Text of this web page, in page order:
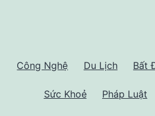
Công Nghệ Du Lịch Bất
Sức Khoẻ Pháp Luật